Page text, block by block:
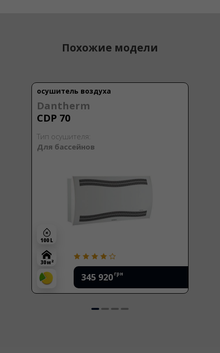
Похожие модели
осушитель воздуха
Dantherm
CDP 70
Тип осушителя:
Для бассейнов
345 920 грн
100 L
30 м 2